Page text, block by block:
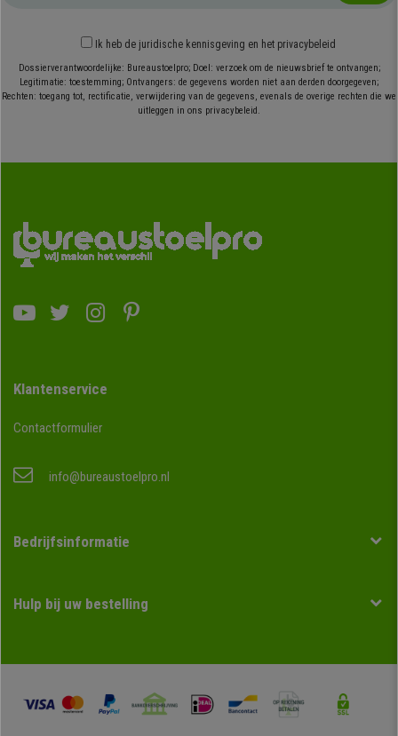
Ik heb de juridische kennisgeving en het privacybeleid
Dossierverantwoordelijke: Bureaustoelpro; Doel: verzoek om de nieuwsbrief te ontvangen;
Legitimatie: toestemming; Ontvangers: de gegevens worden niet aan derden doorgegeven;
Rechten: toegang tot, rectificatie, verwijdering van de gegevens, evenals de overige rechten die we
uitleggen in ons privacybeleid.
Klantenservice
Contactformulier
info@bureaustoelpro.nl
Bedrijfsinformatie
Hulp bij uw bestelling